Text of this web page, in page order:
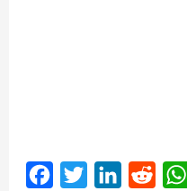
FacebookTwitter LinkedInReddit